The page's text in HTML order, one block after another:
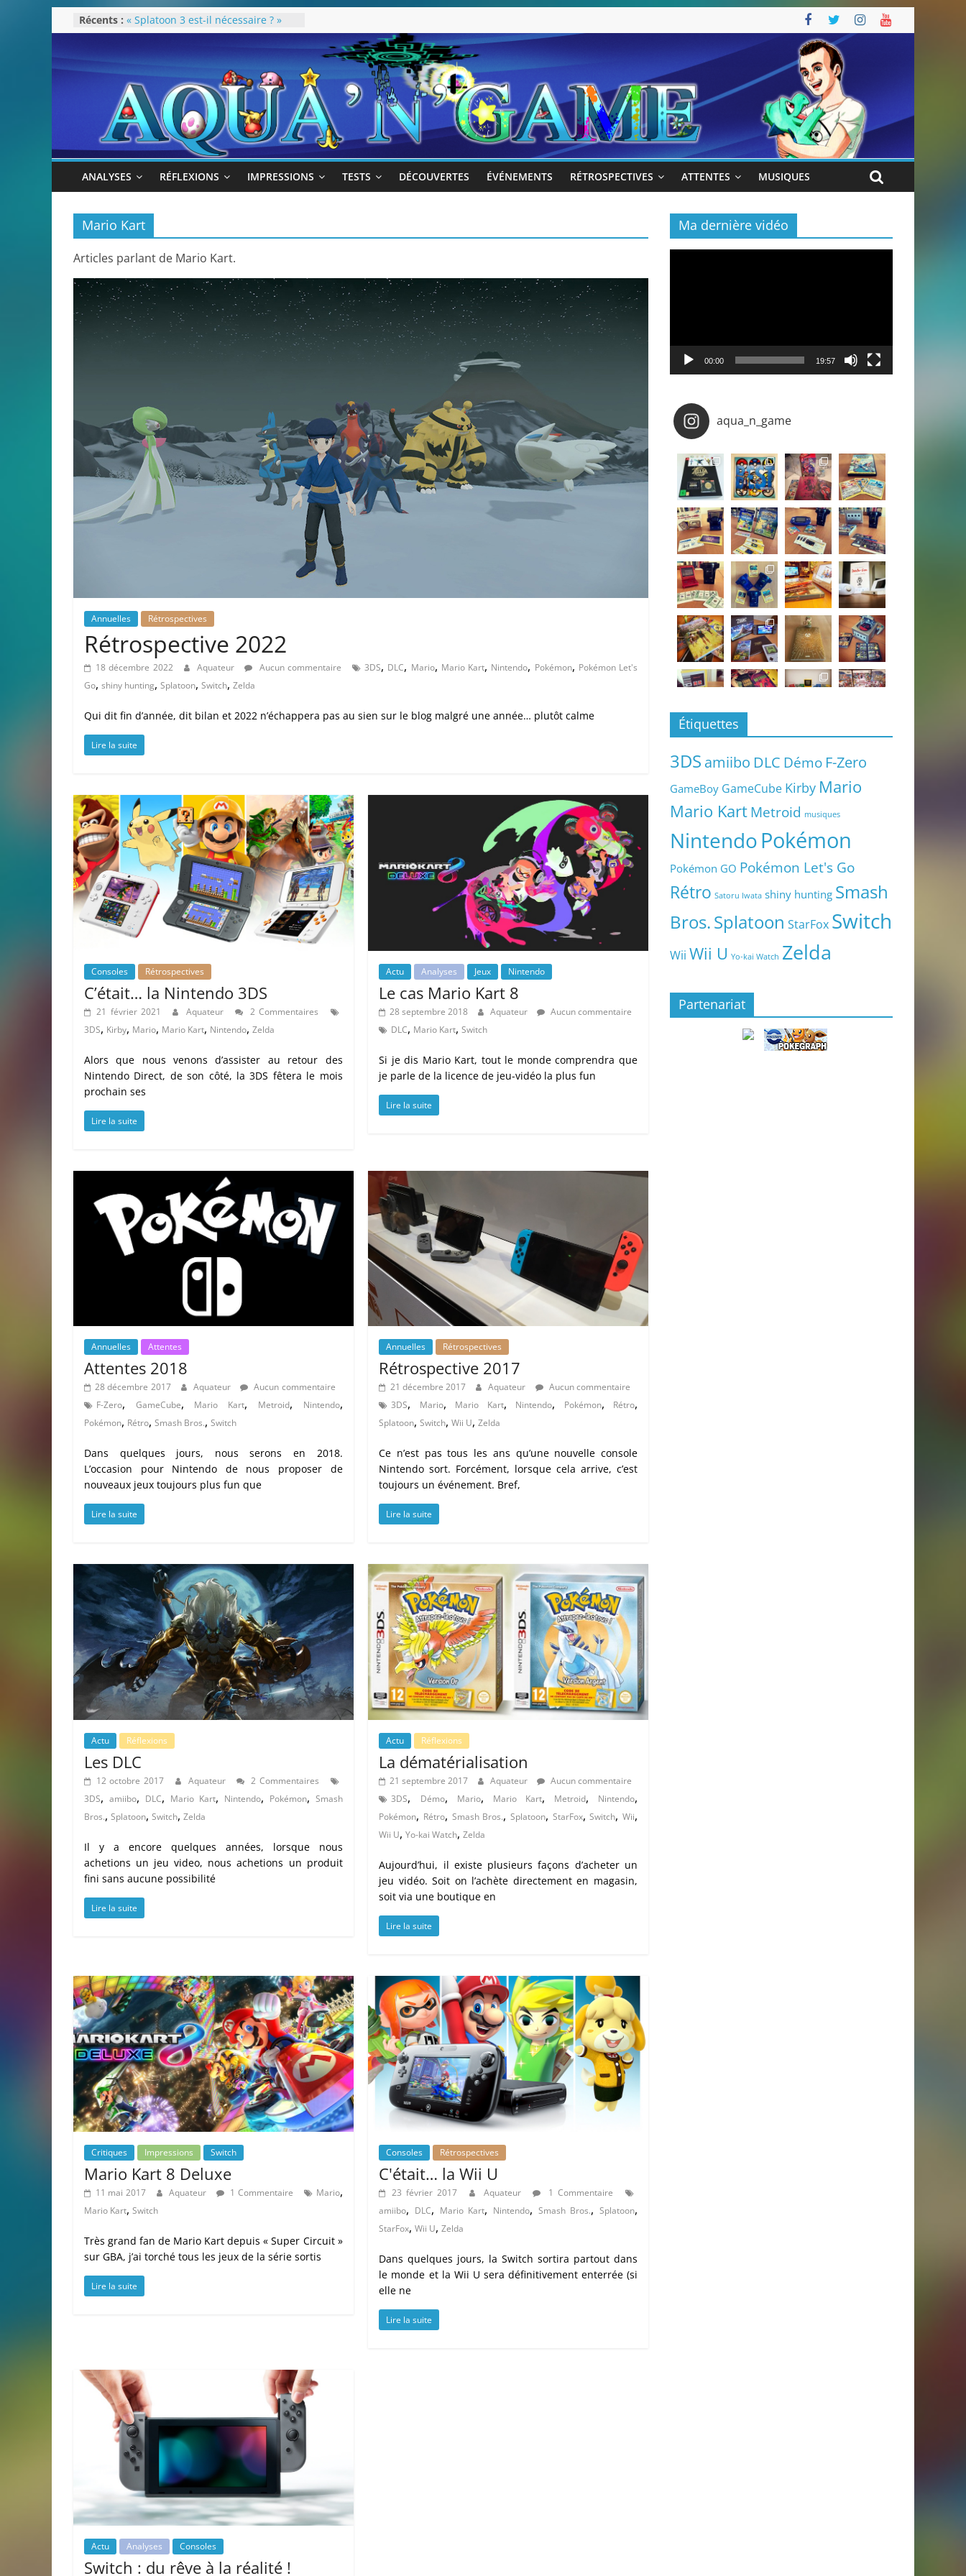
Passer
au
Récents :
Rétrospective 2022
« Splatoon 3 est-il nécessaire ? »
« Dans les coulisses des JV Harry
Pokémon Écarlate : ceci est une
révolution (ou pas) !
Attentes 2023
ANALYSES RÉFLEXIONS IMPRESSIONS TESTS DÉCOUVERTES ÉVÉNEMENTS RÉTROSPECTIVES ATTENTES MUSIQUES
Mario Kart
Articles parlant de Mario Kart.
Annuelles Rétrospectives
Rétrospective 2022
18 décembre 2022 Aquateur Aucun commentaire 3DS, DLC, Mario, Mario Kart, Nintendo, Pokémon, Pokémon Let's
Go, shiny hunting, Splatoon, Switch, Zelda
Qui dit fin d’année, dit bilan et 2022 n’échappera pas au sien sur le blog malgré une année… plutôt calme
Lire la suite
Consoles Rétrospectives
C’était… la Nintendo 3DS
21 février 2021 Aquateur
2 Commentaires
3DS, Kirby, Mario, Mario Kart, Nintendo, Zelda
Alors que nous venons d’assister au retour des
Nintendo Direct, de son côté, la 3DS fêtera le mois
prochain ses
Lire la suite
Actu Analyses Jeux Nintendo
Le cas Mario Kart 8
28 septembre 2018 Aquateur
Aucun commentaire
DLC, Mario Kart,Switch
Si je dis Mario Kart, tout le monde comprendra que
je parle de la licence de jeu-vidéo la plus fun
Lire la suite
Annuelles Attentes
Attentes 2018
28 décembre 2017 Aquateur
Aucun commentaire
F-Zero, GameCube, Mario Kart, Metroid, Nintendo,
Pokémon, Rétro, Smash Bros., Switch
Dans quelques jours, nous serons en 2018.
L’occasion pour Nintendo de nous proposer de
nouveaux jeux toujours plus fun que
Lire la suite
Annuelles Rétrospectives
Rétrospective 2017
21 décembre 2017 Aquateur
Aucun commentaire
3DS, Mario, Mario Kart, Nintendo, Pokémon, Rétro,
Splatoon,Switch,Wii U,Zelda
Ce n’est pas tous les ans qu’une nouvelle console
Nintendo sort. Forcément, lorsque cela arrive, c’est
toujours un événement. Bref,
Lire la suite
Actu Réflexions
Les DLC
12 octobre 2017 Aquateur
2 Commentaires
3DS, amiibo, DLC, Mario Kart, Nintendo, Pokémon, Smash
Bros., Splatoon, Switch, Zelda
Il y a encore quelques années, lorsque nous
achetions un jeu video, nous achetions un produit
fini sans aucune possibilité
Lire la suite
Actu Réflexions
La dématérialisation
21 septembre 2017 Aquateur
Aucun commentaire
3DS, Démo, Mario, Mario Kart, Metroid, Nintendo,
Pokémon, Rétro, Smash Bros.,Splatoon, StarFox,Switch,Wii,
Wii U,Yo-kai Watch,Zelda
Aujourd’hui, il existe plusieurs façons d’acheter un
jeu vidéo. Soit on l’achète directement en magasin,
soit via une boutique en
Lire la suite
Critiques Impressions Switch
Mario Kart 8 Deluxe
11 mai 2017 Aquateur 1 Commentaire Mario,
Mario Kart, Switch
Très grand fan de Mario Kart depuis « Super Circuit »
sur GBA, j’ai torché tous les jeux de la série sortis
Lire la suite
Consoles Rétrospectives
C'était… la Wii U
23 février 2017 Aquateur
1 Commentaire
amiibo, DLC, Mario Kart, Nintendo, Smash Bros.,Splatoon,
StarFox,Wii U,Zelda
Dans quelques jours, la Switch sortira partout dans
le monde et la Wii U sera définitivement enterrée (si
elle ne
Lire la suite
Actu Analyses Consoles
Switch : du rêve à la réalité !
Ma dernière vidéo
00:00 19:57
aqua_n_game
Étiquettes
3DS amiibo DLC Démo F-Zero
GameBoy GameCube Kirby Mario
Mario KartMetroid musiques
NintendoPokémon
Pokémon GO Pokémon Let's Go
Rétro Satoru Iwata shiny hunting Smash
Bros.Splatoon StarFox Switch
Wii Wii U Yo-kai Watch Zelda
Partenariat